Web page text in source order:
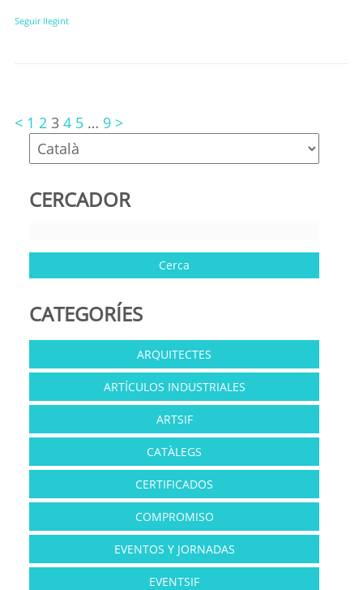
Seguir llegint
< 1 2 3 4 5 … 9 >
CERCADOR
CATEGORÍES
ARQUITECTES
ARTÍCULOS INDUSTRIALES
ARTSIF
CATÀLEGS
CERTIFICADOS
COMPROMISO
EVENTOS Y JORNADAS
EVENTSIF